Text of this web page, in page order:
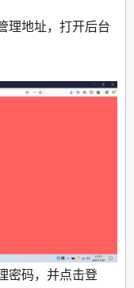
理地址，打开后台
密码，并点击登